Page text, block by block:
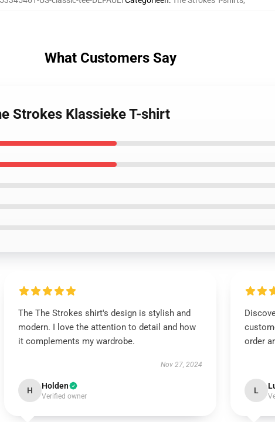
What Customers Say
Strokes Klassieke T-shirt
The The Strokes shirt's design is stylish and
modern. I love the attention to detail and how
it complements my wardrobe.
Nov 27, 2024
H Holden
Verified owner
order
L